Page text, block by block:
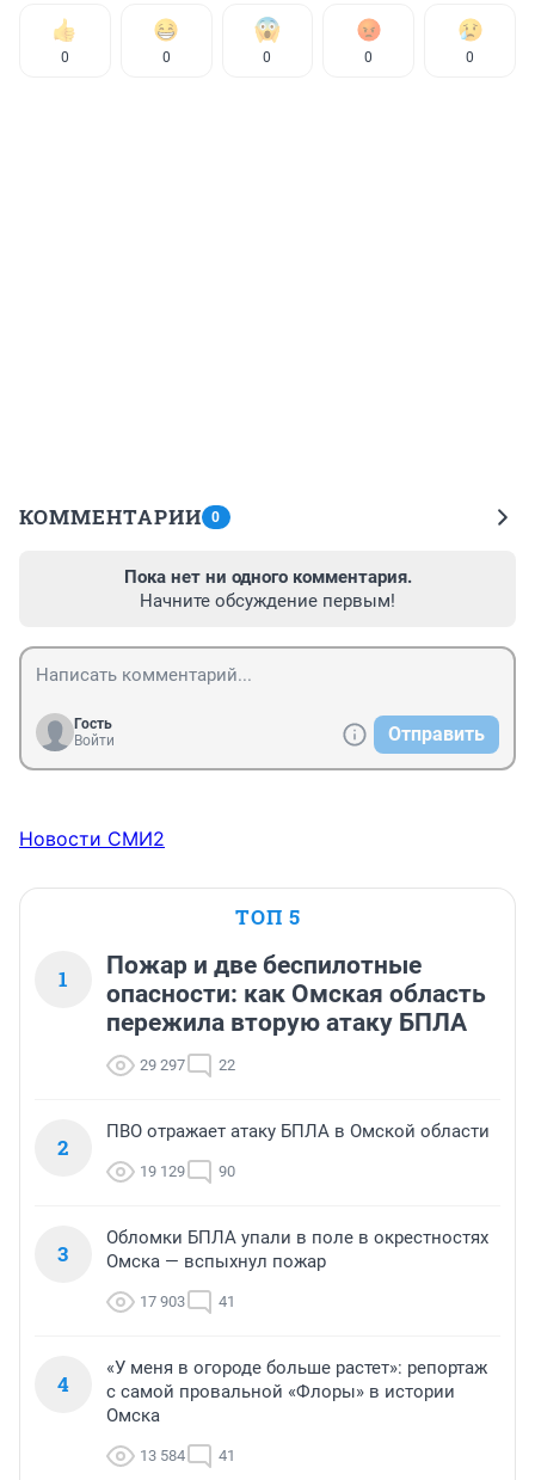
0 0 0 0 0
КОММЕНТАРИИ 0
Пока нет ни одного комментария.
Начните обсуждение первым!
Гость
Войти
Отправить
Новости СМИ2
ТОП 5
1
Пожар и две беспилотные
опасности: как Омская область
пережила вторую атаку БПЛА
29 297 22
2
ПВО отражает атаку БПЛА в Омской области
19 129 90
3
Обломки БПЛА упали в поле в окрестностях
Омска — вспыхнул пожар
17 903 41
4
«У меня в огороде больше растет»: репортаж
с самой провальной «Флоры» в истории
Омска
13 584 41